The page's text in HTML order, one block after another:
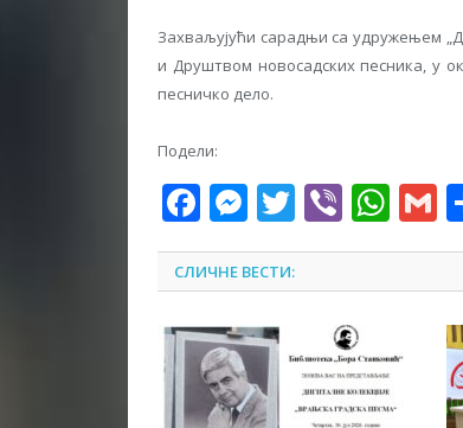
Захваљујући сарадњи са удружењем
и Друштвом новосадских песника, у
песничко дело.
Подели:
Facebook
Messenger
Twitter
Viber
СЛИЧНЕ ВЕСТИ: